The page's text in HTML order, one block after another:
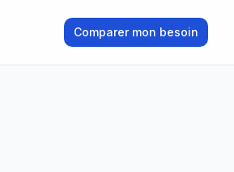
Comparer mon besoin